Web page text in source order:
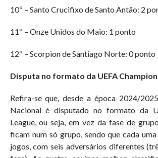
10º – Santo Crucifixo de Santo Antão: 2
11º – Onze Unidos do Maio: 1 ponto
12º – Scorpion de Santiago Norte: 0 ponto
Disputa no formato da UEFA
Refira-se que, desde a época 2024/
Nacional é disputado no formato da
League, ou seja, em vez da fase de
ficam num só grupo, sendo que cada
jogos, com seis adversários diferentes